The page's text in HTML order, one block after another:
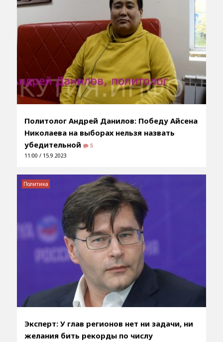
Политолог Андрей Данилов: Победу Айсена
Николаева на выборах нельзя назвать
убедительной
5
11:00 / 15.9.2023
Эксперт: У глав регионов нет ни задачи, ни
желания бить рекорды по числу
Политика